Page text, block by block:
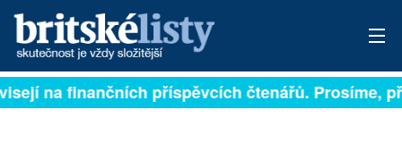
PŘIHLÁSIT
na finančních příspěvcích čtenářů. Prosíme,